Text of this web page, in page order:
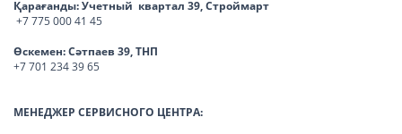
Қарағанды:Учетный квартал 39, Строймарт
+7 775 000 41 45
Өскемен:Сәтпаев 39, ТНП
+7 701 234 39 65
МЕНЕДЖЕР СЕРВИСНОГО ЦЕНТРА: